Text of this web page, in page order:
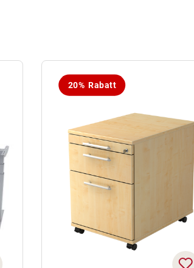
20% Rabatt